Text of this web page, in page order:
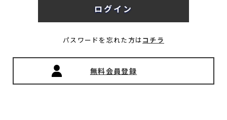
パスワードを忘れた方はコチラ
無料会員登録